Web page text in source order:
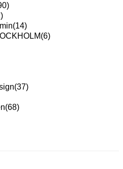
(14)
(6)
(37)
(68)